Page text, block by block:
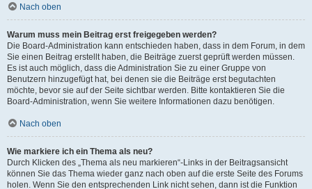
Nach oben
Warum muss mein Beitrag erst freigegeben werden?
Die Board-Administration kann entschieden haben, dass in dem Forum, in dem
Sie einen Beitrag erstellt haben, die Beiträge zuerst geprüft werden müssen.
Es ist auch möglich, dass die Administration Sie zu einer Gruppe von
Benutzern hinzugefügt hat, bei denen sie die Beiträge erst begutachten
möchte, bevor sie auf der Seite sichtbar werden. Bitte kontaktieren Sie die
Board-Administration, wenn Sie weitere Informationen dazu benötigen.
Nach oben
Wie markiere ich ein Thema als neu?
Durch Klicken des „Thema als neu markieren“-Links in der Beitragsansicht
können Sie das Thema wieder ganz nach oben auf die erste Seite des Forums
holen. Wenn Sie den entsprechenden Link nicht sehen, dann ist die Funktion